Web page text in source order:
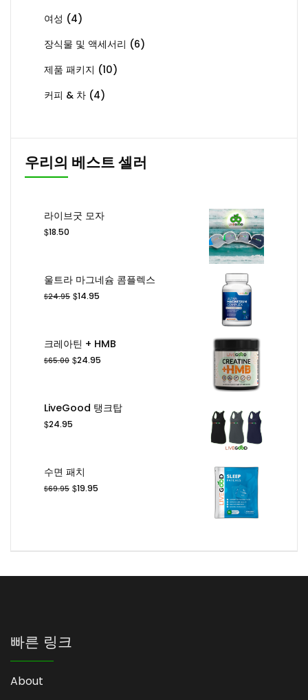
여성 (4)
장식물 및 액세서리 (6)
제품 패키지 (10)
커피 & 차 (4)
우리의 베스트 셀러
라이브굿 모자
$18.50
울트라 마그네슘 콤플렉스
$24.95 원
격:
$24.95.
$14.95
격:
크레아틴 + HMB
$65.00 원
$65.00.
$24.95
격:
$24.95.
LiveGood 탱크탑
$24.95
수면 패치
$69.95 원
$19.95
빠른 링크
About